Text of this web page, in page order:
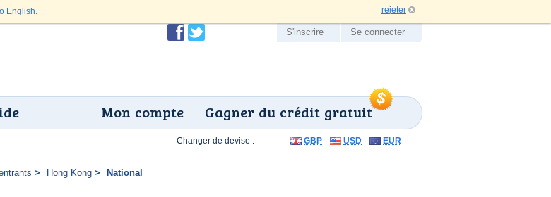
English. rejeter
Gagner du crédit gratuit
Mon compte
S'inscrire Se connecter
Hong Kong National
Changer de devise : GBP USD EUR